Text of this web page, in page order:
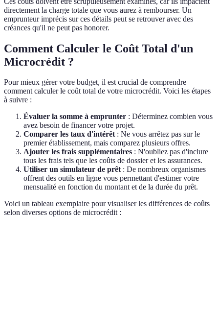
directement la charge totale que vous aurez à rembourser. Un
emprunteur imprécis sur ces détails peut se retrouver avec des
créances qu'il ne peut pas honorer.
Comment Calculer le Coût Total d'un
Microcrédit ?
Pour mieux gérer votre budget, il est crucial de comprendre
comment calculer le coût total de votre microcrédit. Voici les étapes
à suivre :
Évaluer la somme à emprunter : Déterminez combien vous
avez besoin de financer votre projet.
Comparer les taux d'intérêt: Ne vous arrêtez pas sur le
premier établissement, mais comparez plusieurs offres.
Ajouter les frais supplémentaires : N'oubliez pas d'inclure
tous les frais tels que les coûts de dossier et les assurances.
Utiliser un simulateur de prêt: De nombreux organismes
offrent des outils en ligne vous permettant d'estimer votre
mensualité en fonction du montant et de la durée du prêt.
Voici un tableau exemplaire pour visualiser les différences de coûts
selon diverses options de microcrédit :